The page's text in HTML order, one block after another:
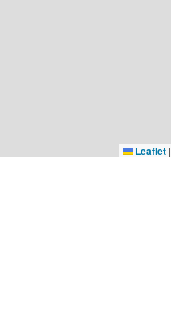
Leaflet |